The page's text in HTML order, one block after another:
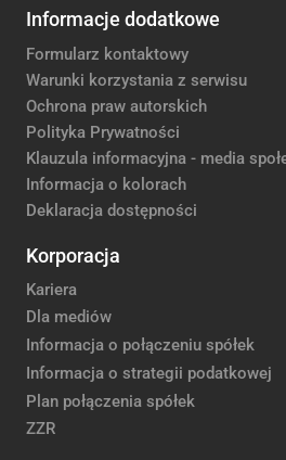
Informacje dodatkowe
Formularz kontaktowy
Warunki korzystania z serwisu
Ochrona praw autorskich
Polityka Prywatności
Klauzula informacyjna - media
Informacja o kolorach
Deklaracja dostępności
Korporacja
Kariera
Dla mediów
Informacja o połączeniu spółek
Informacja o strategii podatkowej
Plan połączenia spółek
ZZR